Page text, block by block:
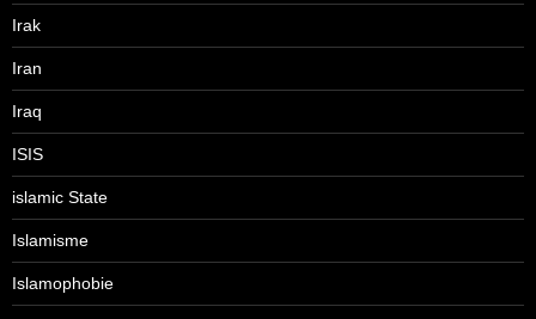
Irak
Iran
Iraq
ISIS
islamic State
Islamisme
Islamophobie